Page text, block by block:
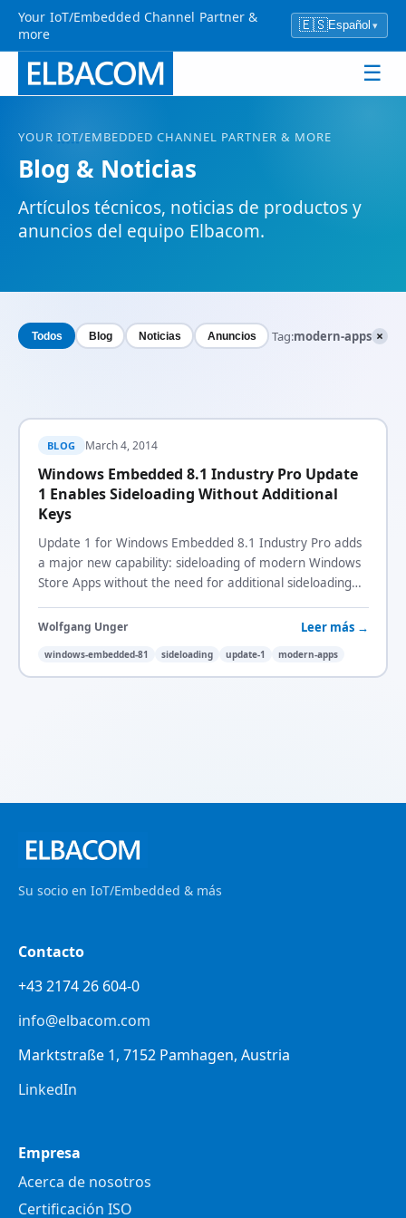
Your IoT/Embedded Channel Partner &
more
🇪🇸Español ▾
☰
YOUR IOT/EMBEDDED CHANNEL PARTNER & MORE
Blog & Noticias
Artículos técnicos, noticias de productos y
anuncios del equipo Elbacom.
Todos Blog Noticias Anuncios Tag:modern-apps ×
BLOG March 4, 2014
Windows Embedded 8.1 Industry Pro Update
1 Enables Sideloading Without Additional
Keys
Update 1 for Windows Embedded 8.1 Industry Pro adds
a major new capability: sideloading of modern Windows
Store Apps without the need for additional sideloading
Wolfgang Unger Leer más →
windows-embedded-81 sideloading update-1 modern-apps
Su socio en IoT/Embedded & más
Contacto
+43 2174 26 604-0
info@elbacom.com
Marktstraße 1, 7152 Pamhagen, Austria
LinkedIn
Empresa
Acerca de nosotros
Certificación ISO